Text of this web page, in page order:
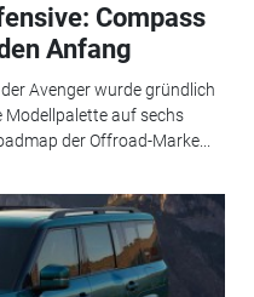
Compass
Anfang
Avenger wurde gründlich
Modellpalette auf sechs
der Offroad-Marke...